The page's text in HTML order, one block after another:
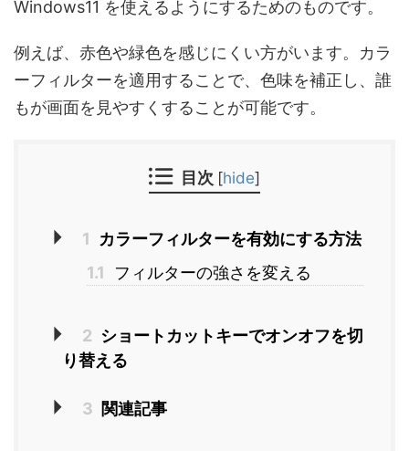
Windows11 を使えるようにするためのものです。
例えば、赤色や緑色を感じにくい方がいます。カラ
ーフィルターを適用することで、色味を補正し、誰
もが画面を見やすくすることが可能です。
目次 [hide]
1
カラーフィルターを有効にする方法
1.1
フィルターの強さを変える
2 ショートカットキーでオンオフを切
り替える
3 関連記事